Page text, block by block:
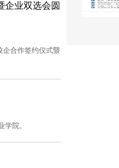
业双选会圆
合作签约仪式暨
院。